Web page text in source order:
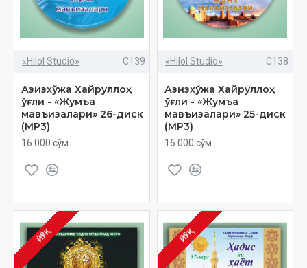
«Hilol Studio» C139
Азизхўжа Хайруллоҳ
ўғли - «Жумъа
мавъизалари» 26-диск
(МР3)
16 000 сўм
«Hilol Studio» C138
Азизхўжа Хайруллоҳ
ўғли - «Жумъа
мавъизалари» 25-диск
(МР3)
16 000 сўм
ЙЎҚ ЙЎҚ